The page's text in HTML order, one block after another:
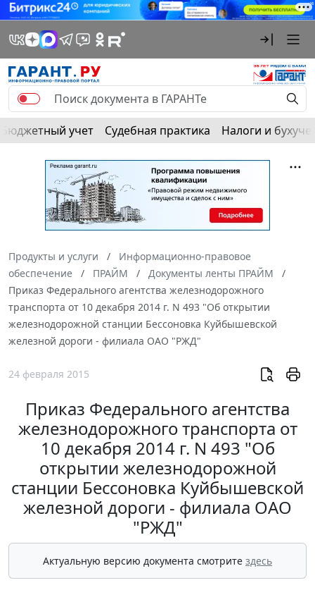
Бюджетный учет Судебная практика Налоги и
Продукты и услуги
Информационно-правовое
обеспечение
ПРАЙМ
Документы ленты ПРАЙМ
Приказ Федерального агентства железнодорожного
транспорта от 10 декабря 2014 г. N 493 "Об открытии
железнодорожной станции Бессоновка Куйбышевской
железной дороги - филиала ОАО "РЖД"
24 февраля 2015
Приказ Федерального агентства
железнодорожного транспорта от
10 декабря 2014 г. N 493 "Об
открытии железнодорожной
станции Бессоновка Куйбышевской
железной дороги - филиала ОАО
"РЖД"
Актуальную версию документа смотрите здесь